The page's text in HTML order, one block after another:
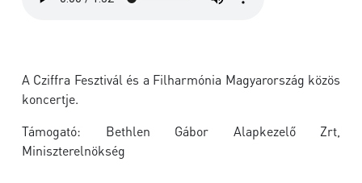
A Cziffra Fesztivál és a Filharmónia Magyarország közös
koncertje.
Támogató: Bethlen Gábor Alapkezelő Zrt,
Miniszterelnökség